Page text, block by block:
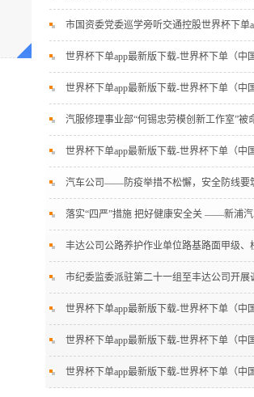
市国资委党委巡学旁听交通控股世界杯下
世界杯下单app最新版下载-世界杯下单（中
世界杯下单app最新版下载-世界杯下单（中
汽服修理事业部“何锡忠劳模创新工作室”
世界杯下单app最新版下载-世界杯下单（中
汽车公司——防疫举措不松懈，安全防线要
落实“四严”措施 把好健康安全关 ——新浦
丰达公司公路养护作业单位路基路面甲级
市纪委监委派驻第二十一组至丰达公司开展
世界杯下单app最新版下载-世界杯下单（中
世界杯下单app最新版下载-世界杯下单（中
世界杯下单app最新版下载-世界杯下单（中